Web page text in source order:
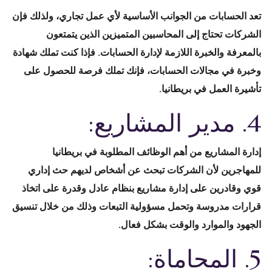
تعد الحسابات من الجوانب الأساسية لأي عمل تجاري، ولذلك فإن
الشركات تحتاج إلى المحاسبين المتميزين الذين يتمتعون
بالمعرفة والخبرة اللازمة لإدارة الحسابات. فإذا كنت تملك شهادة
وخبرة في مجالات الحسابات، فإنك تملك فرصة للحصول على
تأشيرة العمل في بريطانيا.
4. مدير المشاريع:
إدارة المشاريع من أهم الوظائف المطلوبة في بريطانيا
للمهاجرين لأن الشركات تبحث عن أشخاص لديهم حث إداري
قوي وقادرين على إدارة مشاريع بنظام عادل وقدرة على اتخاذ
قرارات مدروسة وتحمل مسؤولية التبعات وذلك من خلال تنسيق
الجهود والموارد والوقت بشكل فعال.
5. المحاماة: